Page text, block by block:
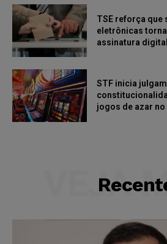
TSE reforça que
eletrônicas
assinatura
STF inicia
jogos de azar no
VEJA